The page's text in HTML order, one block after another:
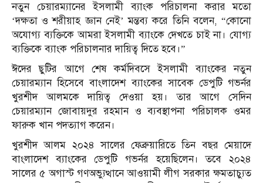
নতুন চেয়ারম্যানের ইসলামী ব্যাংক পরিচালনা করার মতো
‘দক্ষতা ও শরীয়াহ জ্ঞান নেই’ মন্তব্য করে তিনি বলেন, “কোনো
অযোগ্য ব্যক্তিকে আমরা ইসলামী ব্যাংকে দেখতে চাই না। যোগ্য
ব্যক্তিকে ব্যাংক পরিচালনার দায়িত্ব দিতে হবে।”
ঈদের ছুটির আগে শেষ কর্মদিবসে ইসলামী ব্যাংকের নতুন
চেয়ারম্যান হিসেবে বাংলাদেশ ব্যাংকের সাবেক ডেপুটি গভর্নর
খুরশীদ আলমকে দায়িত্ব দেওয়া হয়। তার আগে সেদিন
চেয়ারম্যান জোবায়দুর রহমান ও ব্যবস্থাপনা পরিচালক ওমর
ফারুক খান পদত্যাগ করেন।
খুরশীদ আলম ২০২৪ সালের ফেব্রুয়ারিতে তিন বছর মেয়াদে
বাংলাদেশ ব্যাংকের ডেপুটি গভর্নর হয়েছিলেন। তবে ২০২৪
সালের ৫ অগাস্ট গণঅভ্যুত্থানে আওয়ামী লীগ সরকার ক্ষমতাচ্যুত